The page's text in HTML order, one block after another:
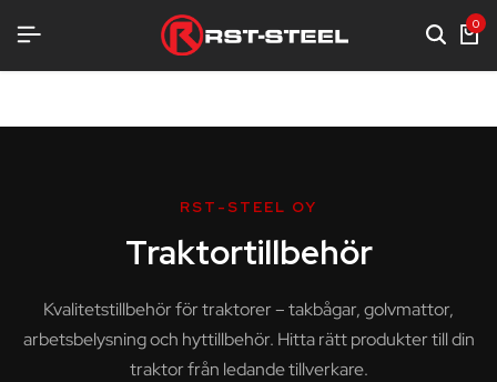
0
RST-STEEL OY
Traktortillbehör
Kvalitetstillbehör för traktorer – takbågar, golvmattor,
arbetsbelysning och hyttillbehör. Hitta rätt produkter till din
traktor från ledande tillverkare.